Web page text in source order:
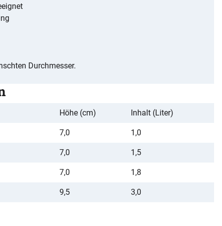
Durchmesser.
Höhe (cm) Inhalt (Liter)
7,0 1,0
7,0 1,5
7,0 1,8
9,5 3,0